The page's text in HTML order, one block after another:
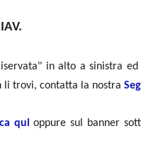
in alto a sinistra ed
li trovi, contatta la nostra
quioppure sul banner